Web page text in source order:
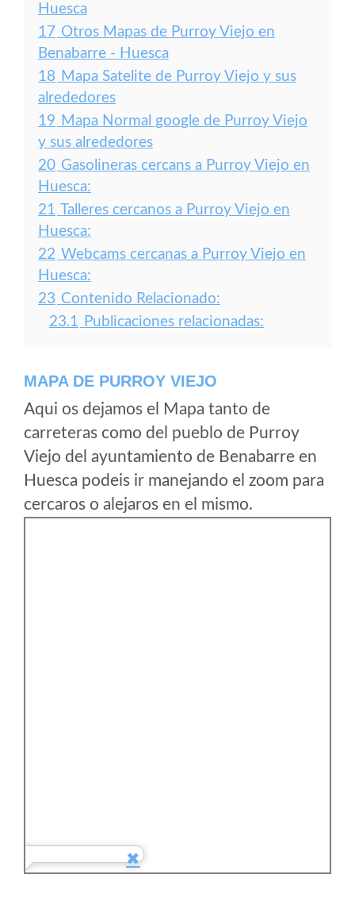
Huesca
17 Otros Mapas de Purroy Viejo en
Benabarre - Huesca
18 Mapa Satelite de Purroy Viejo y sus
alrededores
19 Mapa Normal google de Purroy Viejo
y sus alrededores
20 Gasolineras cercans a Purroy Viejo en
Huesca:
21 Talleres cercanos a Purroy Viejo en
Huesca:
22 Webcams cercanas a Purroy Viejo en
Huesca:
23 Contenido Relacionado:
23.1 Publicaciones relacionadas:
MAPA DE PURROY VIEJO
Aqui os dejamos el Mapa tanto de
carreteras como del pueblo de Purroy
Viejo del ayuntamiento de Benabarre en
Huesca podeis ir manejando el zoom para
cercaros o alejaros en el mismo.